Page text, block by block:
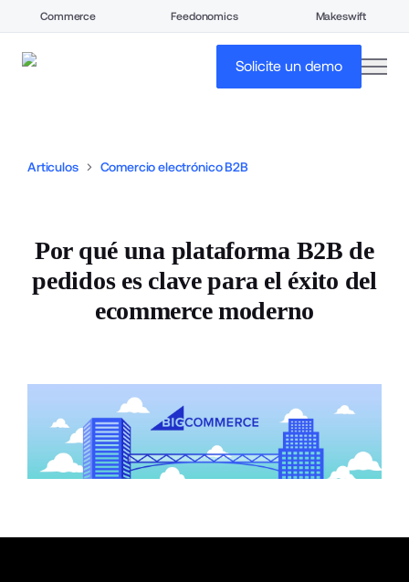
Commerce Feedonomics Makeswift
Solicite un demo
Articulos Comercio electrónico B2B
Por qué una plataforma B2B de
pedidos es clave para el éxito del
ecommerce moderno